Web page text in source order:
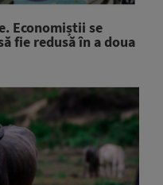
Economiștii se
fie redusă în a doua